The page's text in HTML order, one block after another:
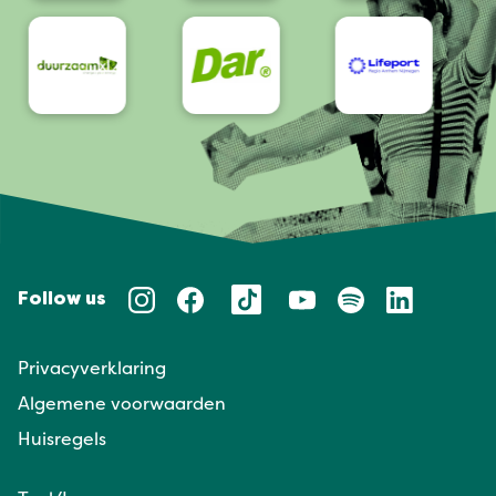
Follow us
Privacyverklaring
Algemene voorwaarden
Huisregels